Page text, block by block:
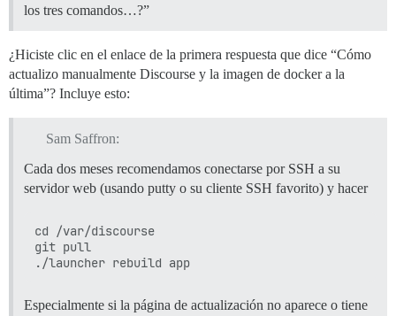
los tres comandos…?”
¿Hiciste clic en el enlace de la primera respuesta que dice “Cómo
actualizo manualmente Discourse y la imagen de docker a la
última”? Incluye esto:
Sam Saffron:
Cada dos meses recomendamos conectarse por SSH a su
servidor web (usando putty o su cliente SSH favorito) y hacer
cd /var/discourse
git pull
Especialmente si la página de actualización no aparece o tiene